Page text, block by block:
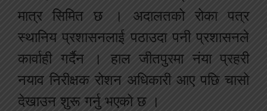
मात्र सिमित छ । अदालतको रोका पत्र
स्थानिय प्रशासनलाई पठाउदा पनी प्रशासनले
कार्वाही गर्दैन । हाल जीतपुरमा नंया प्रहरी
नयाव निरीक्षक रोशन अधिकारी आए पछि चासो
देखाउन शुरू गर्नु भएको छ ।